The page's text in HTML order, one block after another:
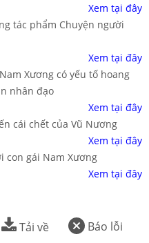
Xem tại đây
tác phẩm Chuyện người
Xem tại đây
Xương có yếu tố hoang
nhân đạo
Xem tại đây
cái chết của Vũ Nương
Xem tại đây
con gái Nam Xương
Xem tại đây
Báo lỗi
Tải về